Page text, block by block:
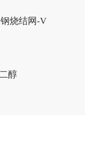
烧结网-V
醇